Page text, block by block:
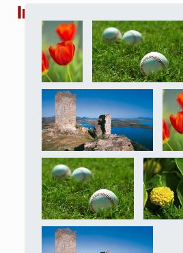
Imágenes